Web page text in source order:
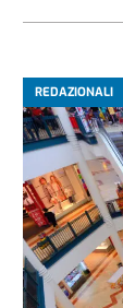
REDAZIONALI